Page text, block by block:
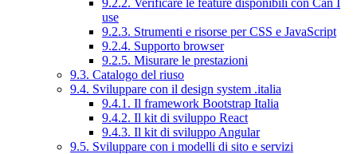
use
9.2.3. Strumenti e risorse per CSS e JavaScript
9.2.4. Supporto browser
9.2.5. Misurare le prestazioni
9.3. Catalogo del riuso
9.4. Sviluppare con il design system .italia
9.4.1. Il framework Bootstrap Italia
9.4.2. Il kit di sviluppo React
9.4.3. Il kit di sviluppo Angular
9.5. Sviluppare con i modelli di sito e servizi